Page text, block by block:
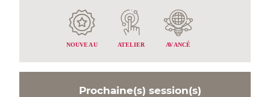
NOUVEAU ATELIER AVANCÉ
Prochaine(s) session(s)